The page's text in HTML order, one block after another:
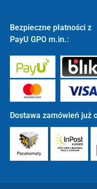
Bezpieczne płatności z
PayU GPO m.in.:
Dostawa zamówień już